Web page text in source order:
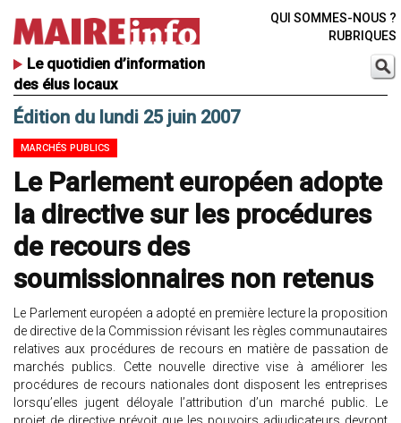
Le quotidien d’information
des élus locaux
QUI SOMMES-NOUS ?
RUBRIQUES
Édition du lundi 25 juin 2007
MARCHÉS PUBLICS
Le Parlement européen adopte
la directive sur les procédures
de recours des
soumissionnaires non retenus
Le Parlement européen a adopté en première lecture la proposition
de directive de la Commission révisant les règles communautaires
relatives aux procédures de recours en matière de passation de
marchés publics. Cette nouvelle directive vise à améliorer les
procédures de recours nationales dont disposent les entreprises
lorsqu’elles jugent déloyale l’attribution d’un marché public. Le